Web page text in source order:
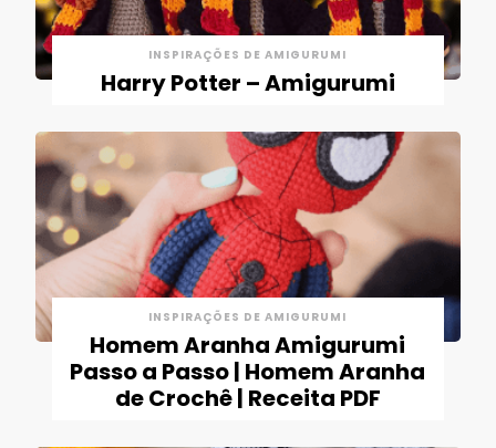
INSPIRAÇÕES DE AMIGURUMI
Harry Potter – Amigurumi
INSPIRAÇÕES DE AMIGURUMI
Homem Aranha Amigurumi
Passo a Passo | Homem Aranha
de Crochê | Receita PDF